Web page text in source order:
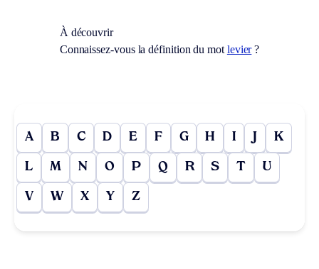
À découvrir
Connaissez-vous la définition du mot levier?
A B C D E F G H I J K
L M N O P Q R S T U
V W X Y Z